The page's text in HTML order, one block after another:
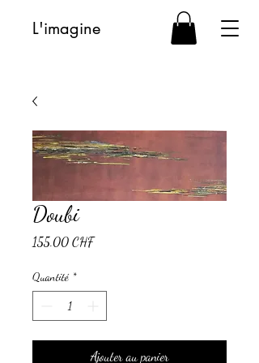
L'imagine
Doubi
155.00 CHFPrix
Quantité *
Ajouter au panier